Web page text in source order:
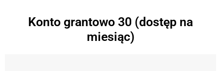
Konto grantowo 30 (dostęp na
miesiąc)